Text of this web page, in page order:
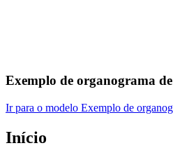
Exemplo de organograma
Ir para o modelo Exemplo de
Início